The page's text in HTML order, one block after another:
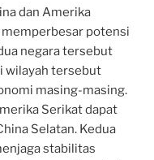
dan Amerika
potensi
negara tersebut
wilayah tersebut
masing-masing.
Serikat dapat
Selatan. Kedua
stabilitas